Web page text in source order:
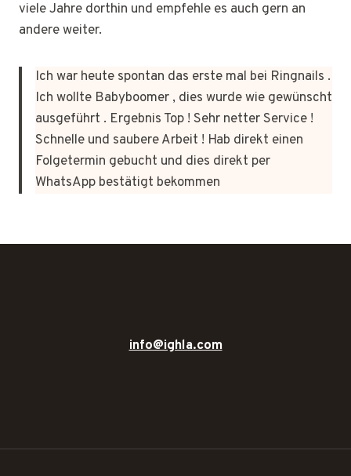
viele Jahre dorthin und empfehle es auch gern an
andere weiter.
Ich war heute spontan das erste mal bei Ringnails .
Ich wollte Babyboomer , dies wurde wie gewünscht
ausgeführt . Ergebnis Top ! Sehr netter Service !
Schnelle und saubere Arbeit ! Hab direkt einen
Folgetermin gebucht und dies direkt per
WhatsApp bestätigt bekommen
info@ighla.com